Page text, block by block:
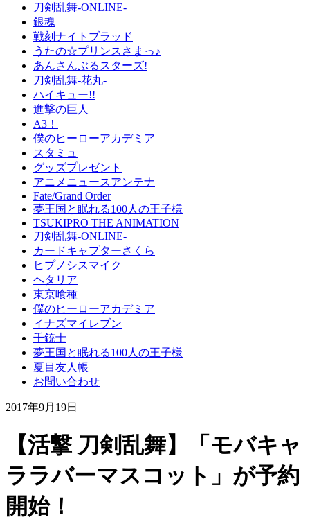
刀剣乱舞-ONLINE-
銀魂
戦刻ナイトブラッド
うたの☆プリンスさまっ♪
あんさんぶるスターズ!
刀剣乱舞-花丸-
ハイキュー!!
進撃の巨人
A3！
僕のヒーローアカデミア
スタミュ
グッズプレゼント
アニメニュースアンテナ
Fate/Grand Order
夢王国と眠れる100人の王子様
TSUKIPRO THE ANIMATION
刀剣乱舞-ONLINE-
カードキャプターさくら
ヒプノシスマイク
ヘタリア
東京喰種
僕のヒーローアカデミア
イナズマイレブン
千銃士
夢王国と眠れる100人の王子様
夏目友人帳
お問い合わせ
2017年9月19日
【活撃 刀剣乱舞】「モバキャ
ララバーマスコット」が予約
開始！